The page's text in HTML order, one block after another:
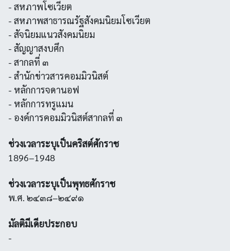
- สหภาพโซเวียต
- สหภาพสาธารณรัฐสังคมนิยมโซเวียต
- สัจนิยมแนวสังคมนิยม
- สัญญาสงบศึก
- สากลที่ ๓
- สำนักข่าวสารคอมมิวนิสต์
- หลักการจดานอฟ
- หลักการทรูแมน
- องค์การคอมมิวนิสต์สากลที่ ๓
ช่วงเวลาระบุเป็นคริสต์ศักราช
1896–1948
ช่วงเวลาระบุเป็นพุทธศักราช
พ.ศ. ๒๔๓๘–๒๔๙๑
มัลติมีเดียประกอบ
-